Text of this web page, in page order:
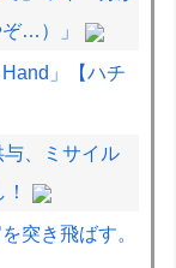
…）」
」【ハチ
、ミサイル
突き飛ばす。